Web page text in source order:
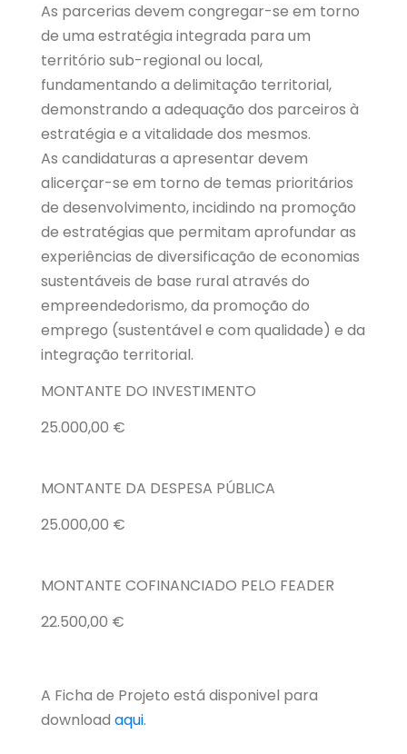
As parcerias devem congregar-se em torno
de uma estratégia integrada para um
território sub-regional ou local,
fundamentando a delimitação territorial,
demonstrando a adequação dos parceiros à
estratégia e a vitalidade dos mesmos.
As candidaturas a apresentar devem
alicerçar-se em torno de temas prioritários
de desenvolvimento, incidindo na promoção
de estratégias que permitam aprofundar as
experiências de diversificação de economias
sustentáveis de base rural através do
empreendedorismo, da promoção do
emprego (sustentável e com qualidade) e da
integração territorial.
MONTANTE DO INVESTIMENTO
25.000,00 €
MONTANTE DA DESPESA PÚBLICA
25.000,00 €
MONTANTE COFINANCIADO PELO FEADER
22.500,00 €
A Ficha de Projeto está disponivel para
download aqui.